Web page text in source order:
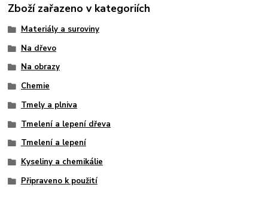
Zboží zařazeno v kategoriích
Materiály a suroviny
Na dřevo
Na obrazy
Chemie
Tmely a plniva
Tmelení a lepení dřeva
Tmelení a lepení
Kyseliny a chemikálie
Připraveno k použití